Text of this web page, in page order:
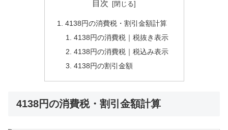
目次
4138円の消費税・割引金額計算
4138円の消費税｜税抜き表示
4138円の消費税｜税込み表示
4138円の割引金額
4138円の消費税・割引金額計算